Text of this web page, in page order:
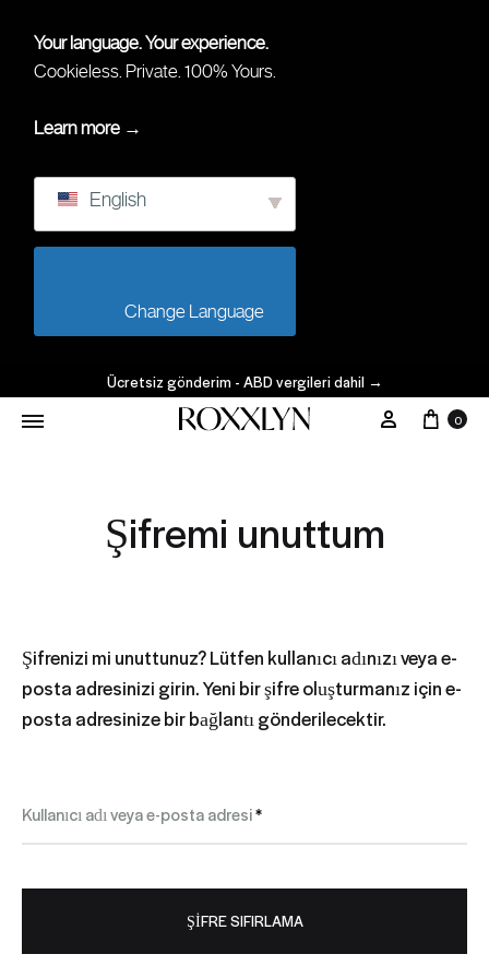
Your language. Your experience.
Cookieless. Private. 100% Yours.
Learn more →
English
Ücretsiz gönderim - ABD vergileri dahil →
Hesabım
0
Şifremi unuttum
Şifrenizi mi unuttunuz? Lütfen kullanıcı adınızı veya e-
posta adresinizi girin. Yeni bir şifre oluşturmanız için e-
posta adresinize bir bağlantı gönderilecektir.
Kullanıcı adı veya e-posta adresi*Gerekli
ŞIFRE SIFIRLAMA